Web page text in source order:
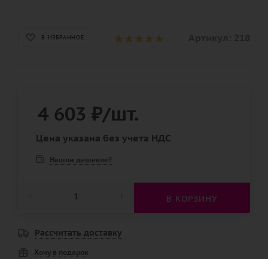
В ИЗБРАННОЕ
4 603 ₽/шт.
Цена указана без учета НДС
Нашли дешевле?
В КОРЗИНУ
Рассчитать доставку
Хочу в подарок